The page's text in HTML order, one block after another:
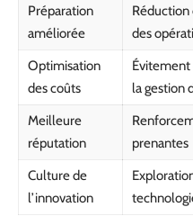
Préparation
améliorée
Réduction
des
Optimisation
des coûts
Évitement
la gestion
Meilleure
réputation
prenantes
Culture de
l’innovation